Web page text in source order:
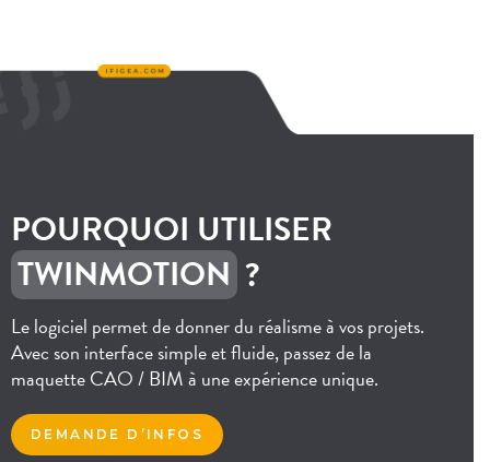
POURQUOI UTILISER
TWINMOTION ?
Le logiciel permet de donner du réalisme à vos projets.
Avec son interface simple et fluide, passez de la
maquette CAO / BIM à une expérience unique.
DEMANDE D’INFOS